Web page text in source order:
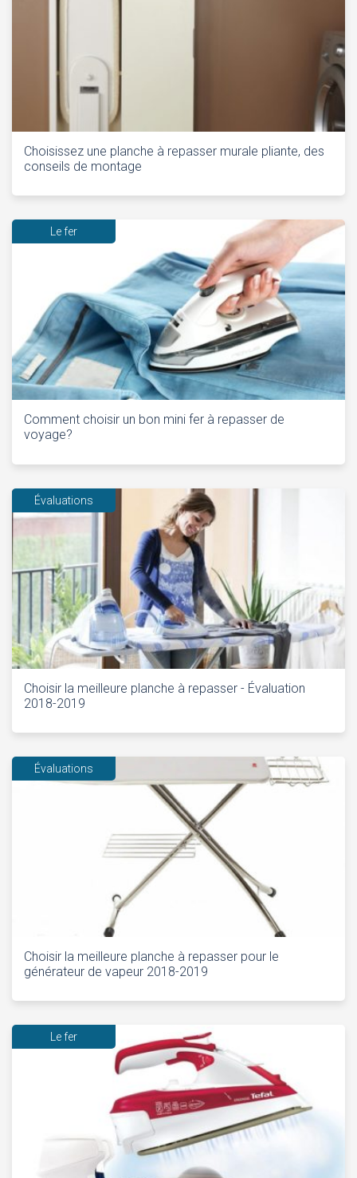
Choisissez une planche à repasser murale pliante, des
conseils de montage
Le fer
Comment choisir un bon mini fer à repasser de
voyage?
Évaluations
Choisir la meilleure planche à repasser - Évaluation
2018-2019
Évaluations
Choisir la meilleure planche à repasser pour le
générateur de vapeur 2018-2019
Le fer